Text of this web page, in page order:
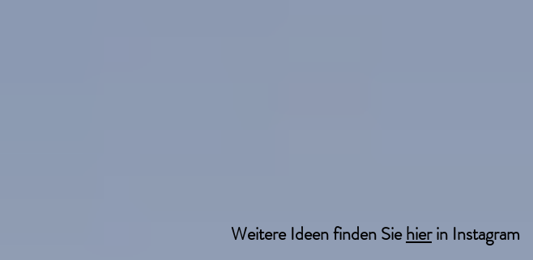
Weitere Ideen finden Siehierin Instagram